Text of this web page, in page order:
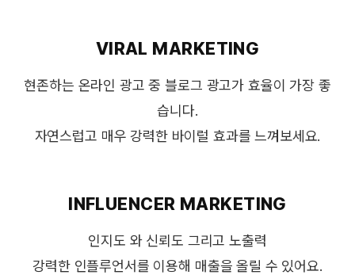
VIRAL MARKETING
현존하는 온라인 광고 중 블로그 광고가 효율이 가장 좋
습니다.
자연스럽고 매우 강력한 바이럴 효과를 느껴보세요.
INFLUENCER MARKETING
인지도 와 신뢰도 그리고 노출력
강력한 인플루언서를 이용해 매출을 올릴 수 있어요.